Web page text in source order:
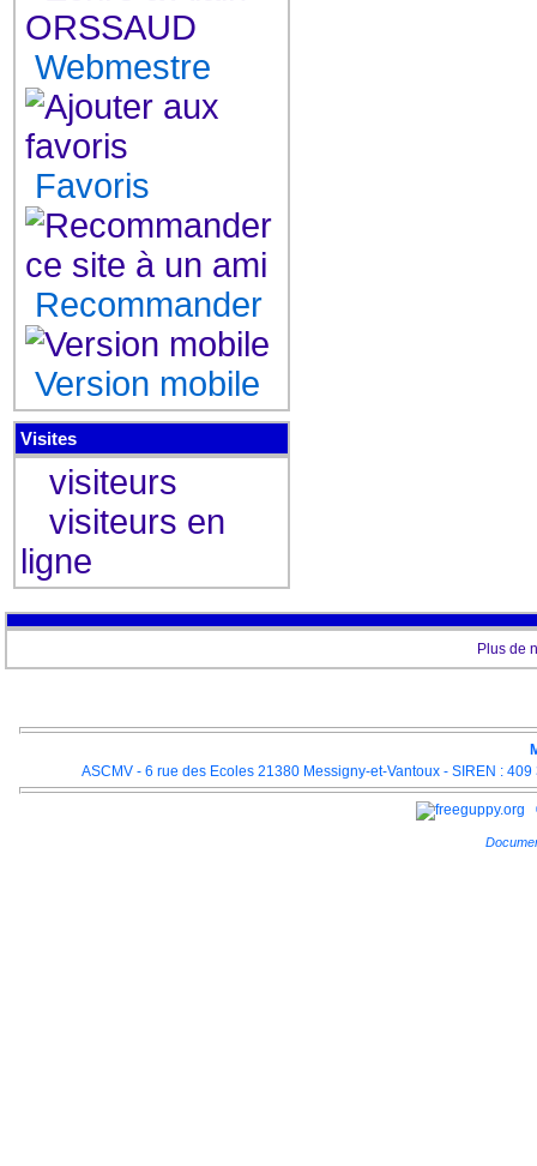
Webmestre
Favoris
Recommander
Version mobile
Visites
visiteurs
visiteurs en
ligne
Plus de
ASCMV - 6 rue des Ecoles 21380 Messigny-et-Vantoux - SIREN :